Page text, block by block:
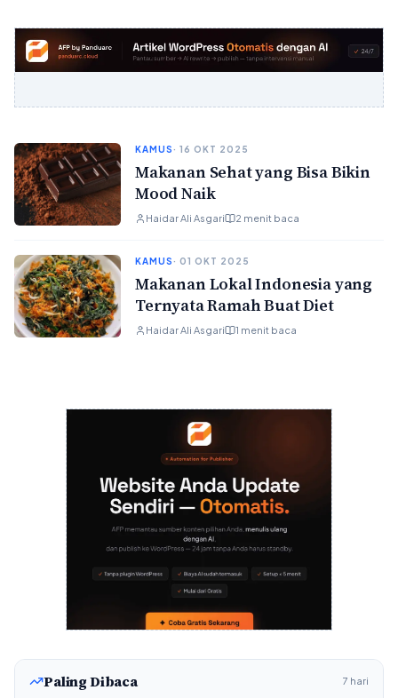
KAMUS· 16 OKT 2025
Makanan Sehat yang Bisa Bikin
Mood Naik
Haidar Ali Asgari 2 menit baca
KAMUS· 01 OKT 2025
Makanan Lokal Indonesia yang
Ternyata Ramah Buat Diet
Haidar Ali Asgari 1 menit baca
Paling Dibaca 7 hari